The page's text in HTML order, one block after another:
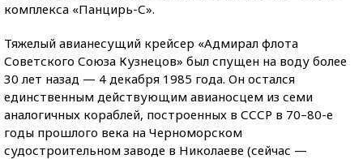
комплекса «Панцирь-С».
Тяжелый авианесущий крейсер «Адмирал флота
Советского Союза Кузнецов» был спущен на воду более
30 лет назад — 4 декабря 1985 года. Он остался
единственным действующим авианосцем из семи
аналогичных кораблей, построенных в СССР в 70–80-е
годы прошлого века на Черноморском
судостроительном заводе в Николаеве (сейчас —